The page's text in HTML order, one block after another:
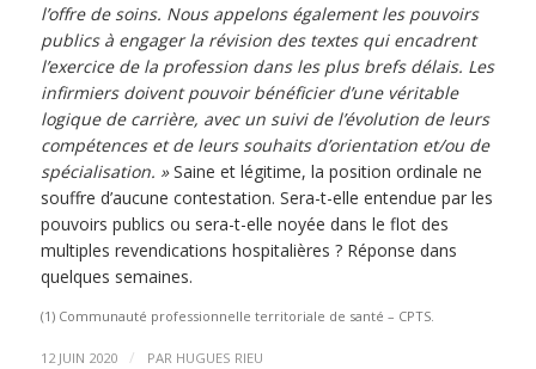
l’offre de soins. Nous appelons également les pouvoirs
publics à engager la révision des textes qui encadrent
l’exercice de la profession dans les plus brefs délais. Les
infirmiers doivent pouvoir bénéficier d’une véritable
logique de carrière, avec un suivi de l’évolution de leurs
compétences et de leurs souhaits d’orientation et/ou de
spécialisation. »Saine et légitime, la position ordinale ne
souffre d’aucune contestation. Sera-t-elle entendue par les
pouvoirs publics ou sera-t-elle noyée dans le flot des
multiples revendications hospitalières ? Réponse dans
quelques semaines.
(1) Communauté professionnelle territoriale de santé – CPTS.
12 JUIN 2020 / PAR HUGUES RIEU